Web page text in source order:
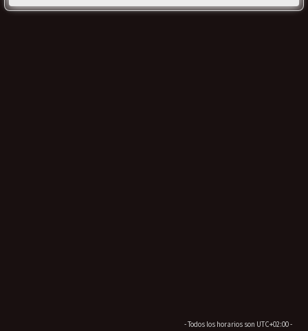
- Todos los horarios son UTC+02:00-